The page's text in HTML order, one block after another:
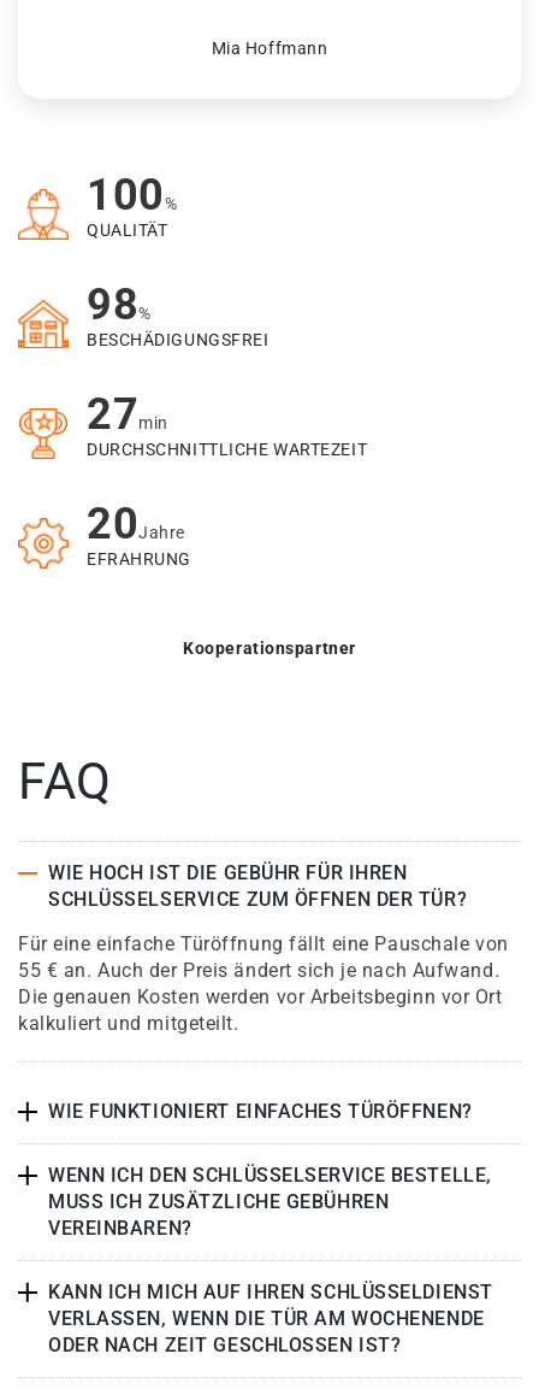
Mia Hoffmann
100%
QUALITÄT
98%
BESCHÄDIGUNGSFREI
27min
DURCHSCHNITTLICHE WARTEZEIT
20Jahre
EFRAHRUNG
Kooperationspartner
FAQ
WIE HOCH IST DIE GEBÜHR FÜR IHREN
SCHLÜSSELSERVICE ZUM ÖFFNEN DER TÜR?
Für eine einfache Türöffnung fällt eine Pauschale von
55 € an. Auch der Preis ändert sich je nach Aufwand.
Die genauen Kosten werden vor Arbeitsbeginn vor Ort
kalkuliert und mitgeteilt.
WIE FUNKTIONIERT EINFACHES TÜRÖFFNEN?
WENN ICH DEN SCHLÜSSELSERVICE BESTELLE,
MUSS ICH ZUSÄTZLICHE GEBÜHREN
VEREINBAREN?
KANN ICH MICH AUF IHREN SCHLÜSSELDIENST
VERLASSEN, WENN DIE TÜR AM WOCHENENDE
ODER NACH ZEIT GESCHLOSSEN IST?